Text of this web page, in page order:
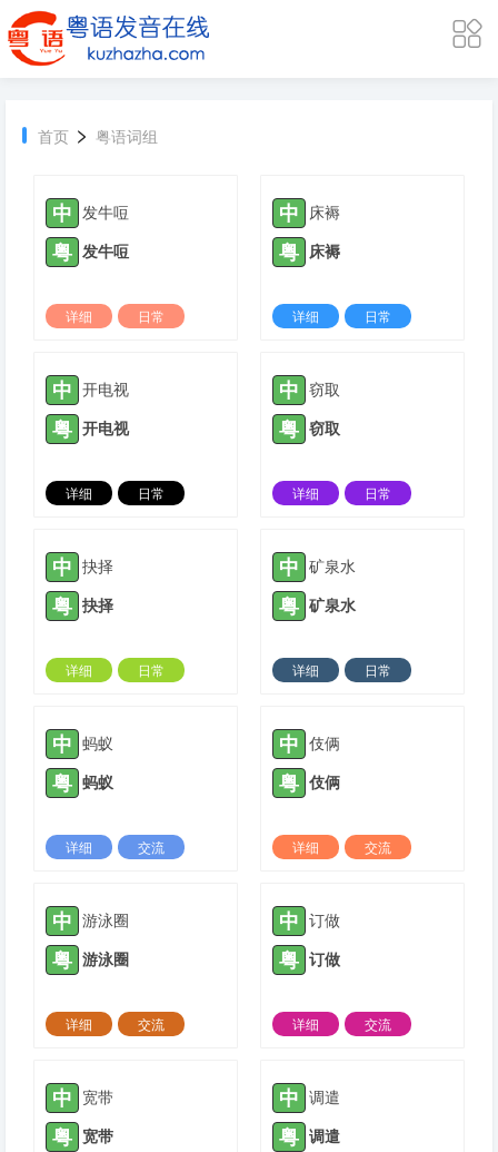
首页 > 粤语词组
中 发牛哣
粤 发牛哣
详细
日常
中 床褥
粤 床褥
详细
日常
中 开电视
粤 开电视
详细
日常
中 窃取
粤 窃取
详细
日常
中 抉择
粤 抉择
详细
日常
中 矿泉水
粤 矿泉水
详细
日常
中 蚂蚁
粤 蚂蚁
详细
交流
中 伎俩
粤 伎俩
详细
交流
中 游泳圈
粤 游泳圈
详细
交流
中 订做
粤 订做
详细
交流
中 宽带
粤 宽带
中 调遣
粤 调遣